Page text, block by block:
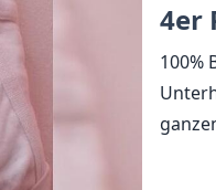
4er
100%